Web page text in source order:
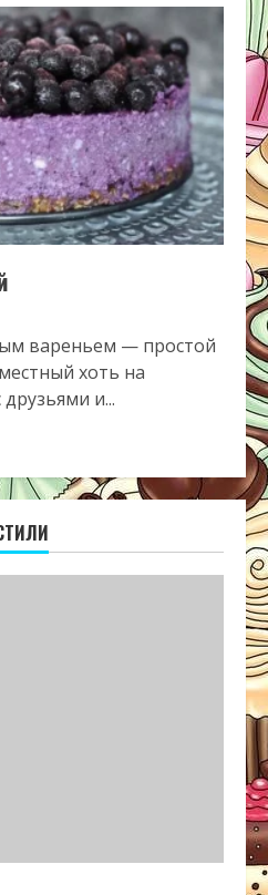
вареньем — простой
хоть на
и...